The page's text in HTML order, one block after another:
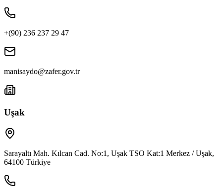
+(90) 236 237 29 47
manisaydo@zafer.gov.tr
Uşak
Sarayaltı Mah. Kılcan Cad. No:1, Uşak TSO Kat:1 Merkez / Uşak,
64100 Türkiye